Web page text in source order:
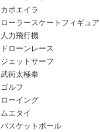
カポエイラ
ローラースケートフィギュア
人力飛行機
ドローンレース
ジェットサーフ
武術太極拳
ゴルフ
ローイング
ムエタイ
バスケットボール